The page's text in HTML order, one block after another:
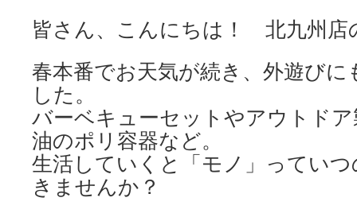
皆さん、こんにちは！ 北九州店
春本番でお天気が続き、外遊び
した。
バーベキューセットやアウトド
油のポリ容器など。
生活していくと「モノ」ってい
きませんか？